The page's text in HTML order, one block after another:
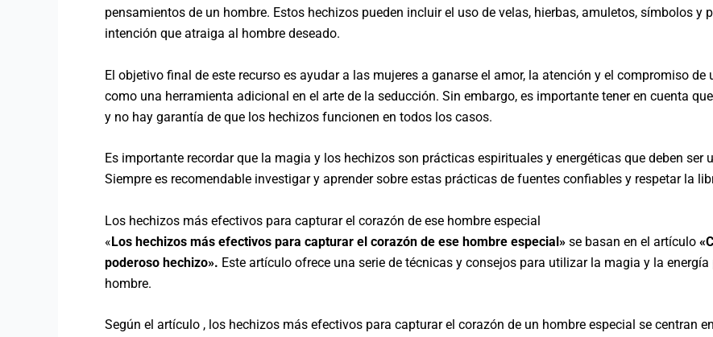
pensamientos de un hombre. Estos hechizos pueden incluir el uso de velas, hierbas, amuletos, símbolos y
intención que atraiga al hombre deseado.
El objetivo final de este recurso es ayudar a las mujeres a ganarse el amor, la atención y el compromiso
como una herramienta adicional en el arte de la seducción. Sin embargo, es importante tener en cuenta
y no hay garantía de que los hechizos funcionen en todos los casos.
Es importante recordar que la magia y los hechizos son prácticas espirituales y energéticas que deben
Siempre es recomendable investigar y aprender sobre estas prácticas de fuentes confiables y respetar la
Los hechizos más efectivos para capturar el corazón de ese hombre especial
«Los hechizos más efectivos para capturar el corazón de ese hombre especial» se basan en el artículo
poderoso hechizo». Este artículo ofrece una serie de técnicas y consejos para utilizar la magia y la
hombre.
Según el artículo , los hechizos más efectivos para capturar el corazón de un hombre especial se centran